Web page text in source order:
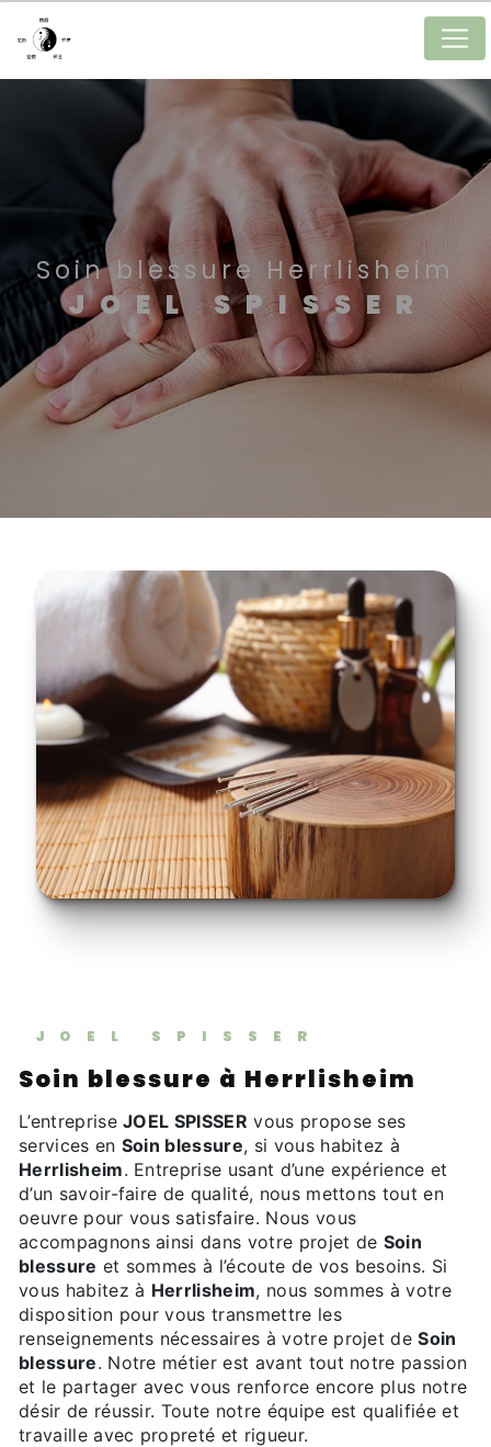
Soin blessure Herrlisheim
JOEL SPISSER
JOEL SPISSER
Soin blessure à Herrlisheim
L’entrepriseJOEL SPISSER vous propose ses
services en Soin blessure, si vous habitez à
Herrlisheim. Entreprise usant d’une expérience et
d’un savoir-faire de qualité, nous mettons tout en
oeuvre pour vous satisfaire. Nous vous
accompagnons ainsi dans votre projet de Soin
blessure et sommes à l’écoute de vos besoins. Si
vous habitez à Herrlisheim, nous sommes à votre
disposition pour vous transmettre les
renseignements nécessaires à votre projet deSoin
blessure. Notre métier est avant tout notre passion
et le partager avec vous renforce encore plus notre
désir de réussir. Toute notre équipe est qualifiée et
travaille avec propreté et rigueur.